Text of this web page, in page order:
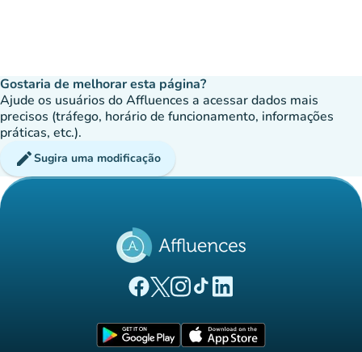
Gostaria de melhorar esta página?
Ajude os usuários do Affluences a acessar dados mais
precisos (tráfego, horário de funcionamento, informações
práticas, etc.).
editSugira uma modificação
(novo separador)
(novo separador)
(novo separador)
(novo separador)
(novo separador)